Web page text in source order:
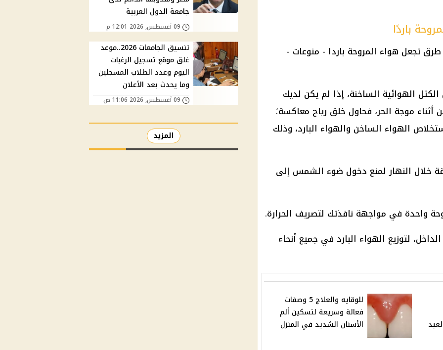
باردًا
الهوائية الساخنة، إذا لم يكن لديك
موجة الحر، فحاول خلق رياح معاكسة؛
الهواء الساخن والهواء البارد، وذلك
خلال النهار لمنع دخول ضوء الشمس إلى
واحدة في مواجهة نافذتك لتصريف الحرارة.
لتوزيع الهواء البارد في جميع أنحاء
للوقايه والعلاج 5 وصفات
فعالة وسريعة لتسكين ألم
الأسنان الشديد في المنزل
جامعة الدول العربية
09 أغسطس, 2026 12:01 م
تنسيق الجامعات 2026..موعد
غلق موقع تسجيل الرغبات
اليوم وعدد الطلاب المسجلين
وما يحدث بعد الأعلان
09 أغسطس, 2026 11:06 ص
المزيد